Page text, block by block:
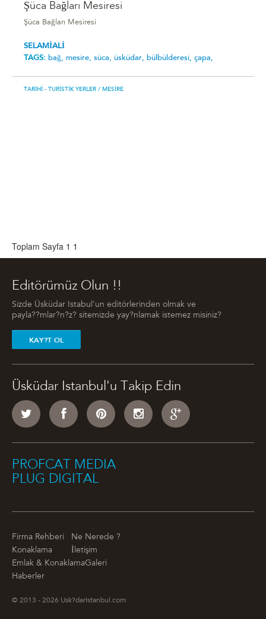
Şüca Bağları Mesiresi
Şüca Bağları Mesiresi
SELAMİALİ
TAGS: bağ, mesire, süca, üsküdar, bülbülderesi, çapa,
TARIHI - TURISTIK YERLER / MESIRE
Toplam Sayfa 1 1
Editörümüz Olun !!
Sizde Üsküdar Istabul'un editörlerinden olmak ve
payla??mlar?n?z? sitemizde yay?nlamak istemez misiniz?
KAY?T OL
Üsküdar Istanbul'u Takip Edin
PROFCAT MEDIA
PLUG DIGITAL
Firma Rehberi
Ne Nerede ?
Konaklama
İletişim
Emlak & KonaklamaGaleri
Haberler
© 2013 - 2026 Usk?darIstanbul.com